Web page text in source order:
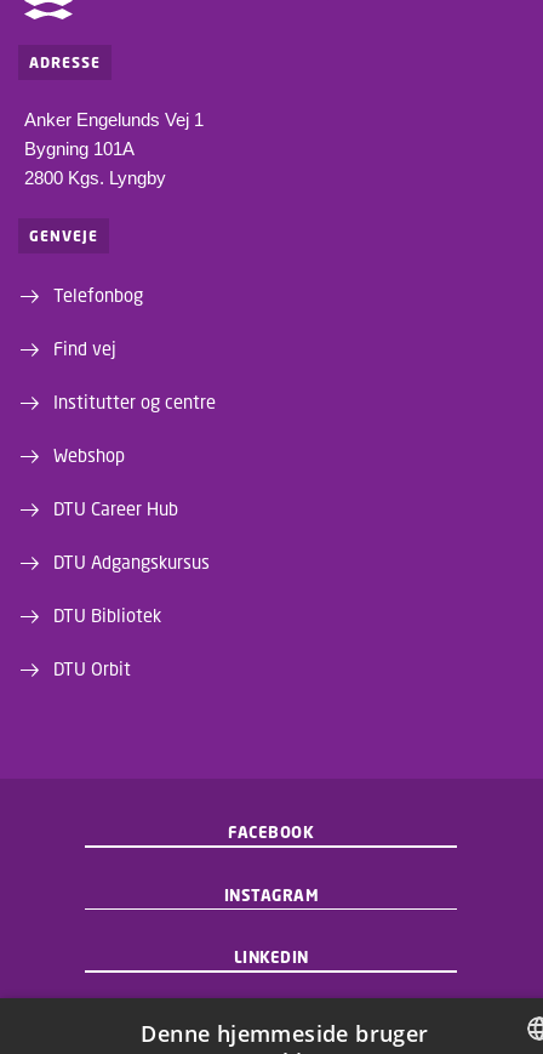
ADRESSE
Anker Engelunds Vej 1
Bygning 101A
2800 Kgs. Lyngby
GENVEJE
Telefonbog
Find vej
Institutter og centre
Webshop
DTU Career Hub
DTU Adgangskursus
DTU Bibliotek
DTU Orbit
FACEBOOK
INSTAGRAM
LINKEDIN
Denne hjemmeside bruger